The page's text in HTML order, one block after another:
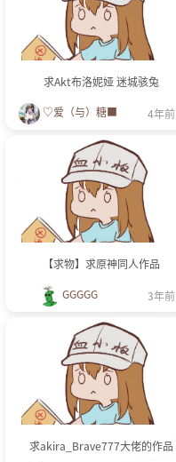
求Akt布洛妮娅 迷城骇兔
♡爱（与）糖■ 4年前
【求物】求原神同人作品
GGGGG 3年前
求akira_Brave777大佬的作品